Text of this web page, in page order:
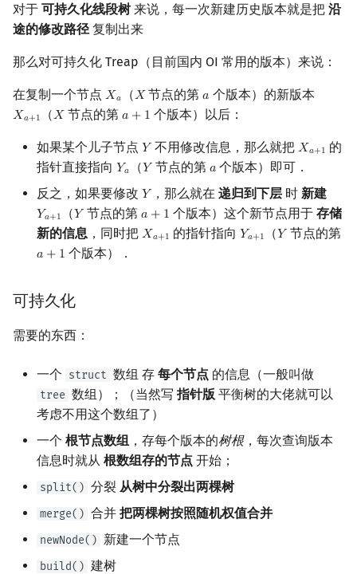
最小表示法
Main–Lorentz 算法
离散对数
数论分块
莫比乌斯反演
杜教筛
Powerful Number 筛
Meissel–Lehmer 算法
连分数
Stern–Brocot 树与 Farey
二次域
数值算法
杨氏矩阵
Berlekamp–Massey 算法
二分图
弦图
网络流
图的匹配
Prüfer 序列
支配树
图上随机游走
空间优化简介
对于 可持久化线段树来说，每一次新建历史版本就是把 沿
途的修改路径复制出来
那么对可持久化 Treap（目前国内 OI 常用的版本）来说：
在复制一个节点 𝑋𝑎
Xa （𝑋
X 节点的第𝑎
a 个版本）的新版本
𝑋𝑎+1
Xa+1 （𝑋
X 节点的第 𝑎 + 1
a +1 个版本）以后：
如果某个儿子节点 𝑌
Y 不用修改信息，那么就把𝑋𝑎+1
Xa+1 的
指针直接指向 𝑌𝑎
Ya （𝑌
Y节点的第 𝑎
a 个版本）即可．
反之，如果要修改 𝑌
Y ，那么就在递归到下层 时新建
𝑌𝑎+1
Ya+1 （𝑌
Y 节点的第𝑎 + 1
a +1 个版本）这个新节点用于存储
新的信息 ，同时把 𝑋𝑎+1
Xa+1 的指针指向 𝑌𝑎+1
Ya+1 （𝑌
Y 节点的第
𝑎 + 1
a +1 个版本）．
可持久化
需要的东西：
一个 struct 数组 存 每个节点 的信息（一般叫做
tree 数组）；（当然写 指针版 平衡树的大佬就可以
考虑不用这个数组了）
一个 根节点数组 ，存每个版本的树根，每次查询版本
信息时就从 根数组存的节点 开始；
split() 分裂 从树中分裂出两棵树
merge() 合并 把两棵树按照随机权值合并
newNode() 新建一个节点
build() 建树